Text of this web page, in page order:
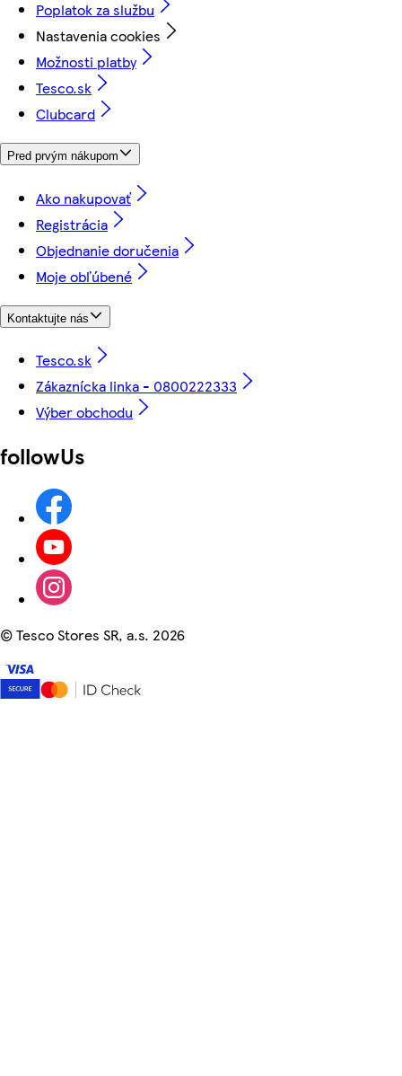
Poplatok za službu
Nastavenia cookies
Možnosti platby
Tesco.sk
Clubcard
Pred prvým nákupom
Ako nakupovať
Registrácia
Objednanie doručenia
Moje obľúbené
Kontaktujte nás
Tesco.sk
Zákaznícka linka - 0800222333
Výber obchodu
followUs
©Tesco Stores SR, a.s. 2026